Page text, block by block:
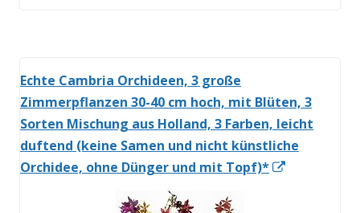
Echte Cambria Orchideen, 3 große
Zimmerpflanzen 30-40 cm hoch, mit Blüten, 3
Sorten Mischung aus Holland, 3 Farben, leicht
duftend (keine Samen und nicht künstliche
Orchidee, ohne Dünger und mit Topf)*